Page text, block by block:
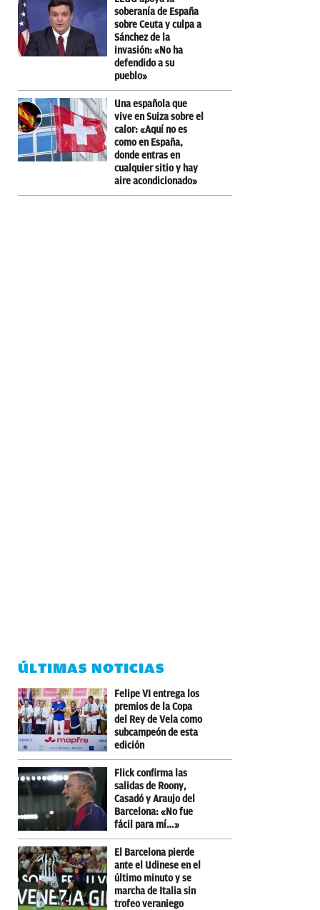
soberanía de España
sobre Ceuta y culpa a
Sánchez de la
invasión: «No ha
defendido a su
pueblo»
Una española que
vive en Suiza sobre el
calor: «Aquí no es
como en España,
donde entras en
cualquier sitio y hay
aire acondicionado»
ÚLTIMAS NOTICIAS
Felipe VI entrega los
premios de la Copa
del Rey de Vela como
subcampeón de esta
edición
Flick confirma las
salidas de Roony,
Casadó y Araujo del
Barcelona: «No fue
fácil para mí…»
El Barcelona pierde
ante el Udinese en el
último minuto y se
marcha de Italia sin
trofeo veraniego